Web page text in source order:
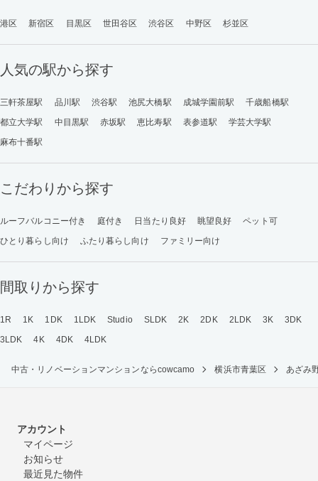
港区 新宿区 目黒区 世田谷区 渋谷区 中野区 杉並区
人気の駅から探す
三軒茶屋駅 品川駅 渋谷駅 池尻大橋駅 成城学園前駅
千歳船橋駅
都立大学駅
中目黒駅 赤坂駅 恵比寿駅 表参道駅
学芸大学駅
麻布十番駅
こだわりから探す
ルーフバルコニー付き 庭付き 日当たり良好 眺望良好
ペット可
ひとり暮らし向け
ふたり暮らし向け ファミリー向け
間取りから探す
1R 1K 1DK 1LDK Studio SLDK 2K 2DK 2LDK 3K
3DK
3LDK
4K 4DK 4LDK
中古・リノベーションマンションならcowcamo 横浜市青葉区 あざみ
アカウント
マイページ
お知らせ
最近見た物件